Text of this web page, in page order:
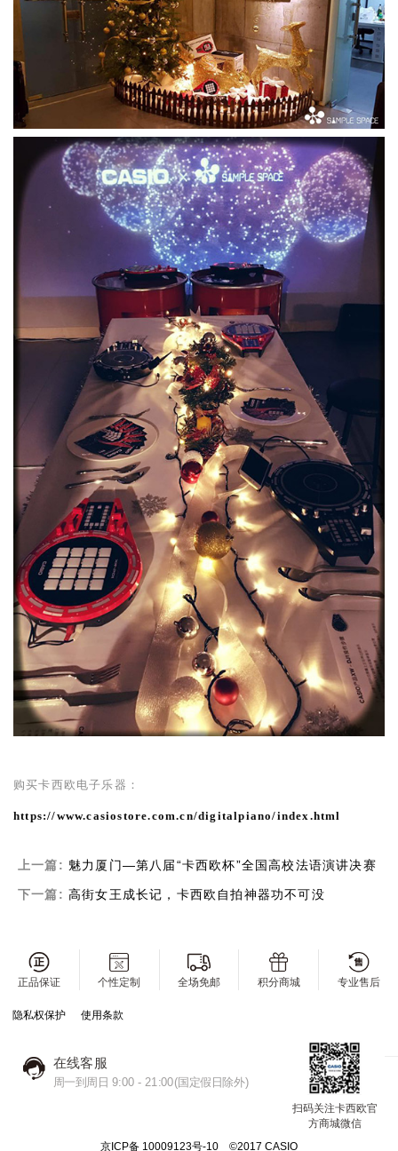
购买卡西欧电子乐器：
https://www.casiostore.com.cn/digitalpiano/index.html
上一篇: 魅力厦门—第八届“卡西欧杯”全国高校法语演讲决赛
下一篇: 高街女王成长记，卡西欧自拍神器功不可没
正品保证 个性定制 全场免邮 积分商城 专业售后
隐私权保护 使用条款
在线客服
周一到周日 9:00 - 21:00(国定假日除外)
扫码关注卡西欧官
方商城微信
京ICP备 10009123号-10 ©2017 CASIO